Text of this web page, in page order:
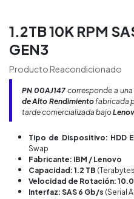
1.2TB 10K RPM
GEN3
Producto Reacondicionado
PN 00AJ147 corresponde a una
de Alto Rendimientofabricada
tarde comercializada bajo
Tipo de Dispositivo: HDD
Swap
Fabricante: IBM / Lenovo
Capacidad: 1.2 TB
Velocidad de Rotación:
Interfaz: SAS 6 Gb/s (Serial